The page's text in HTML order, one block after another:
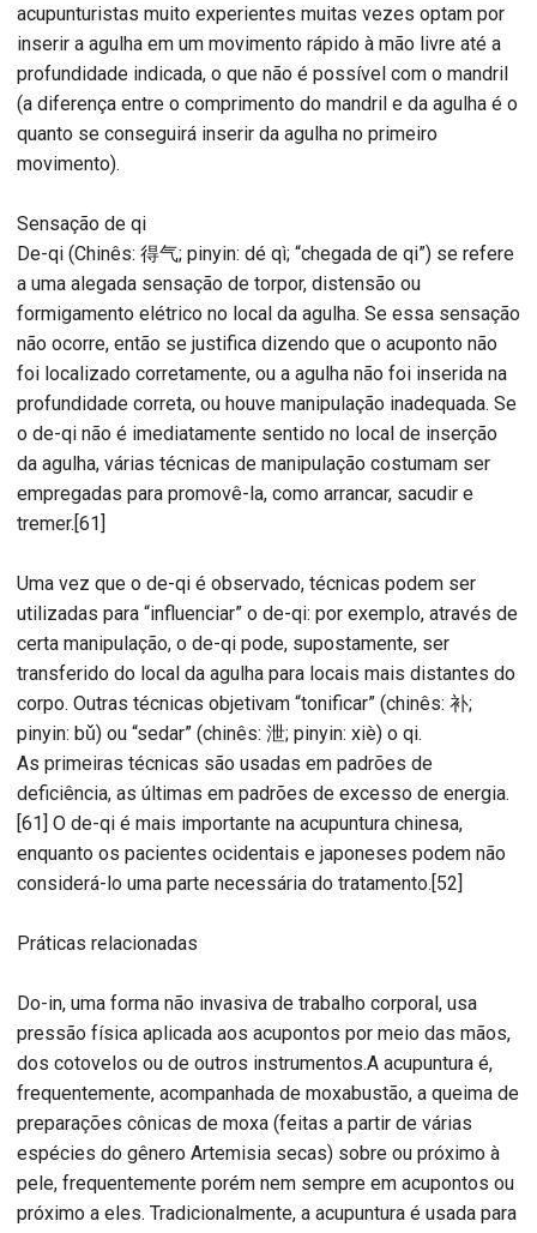
acupunturistas muito experientes muitas vezes optam por
inserir a agulha em um movimento rápido à mão livre até a
profundidade indicada, o que não é possível com o mandril
(a diferença entre o comprimento do mandril e da agulha é o
quanto se conseguirá inserir da agulha no primeiro
movimento).
Sensação de qi
De-qi (Chinês: 得气; pinyin: dé qì; “chegada de qi”) se refere
a uma alegada sensação de torpor, distensão ou
formigamento elétrico no local da agulha. Se essa sensação
não ocorre, então se justifica dizendo que o acuponto não
foi localizado corretamente, ou a agulha não foi inserida na
profundidade correta, ou houve manipulação inadequada. Se
o de-qi não é imediatamente sentido no local de inserção
da agulha, várias técnicas de manipulação costumam ser
empregadas para promovê-la, como arrancar, sacudir e
tremer.[61]
Uma vez que o de-qi é observado, técnicas podem ser
utilizadas para “influenciar” o de-qi: por exemplo, através de
certa manipulação, o de-qi pode, supostamente, ser
transferido do local da agulha para locais mais distantes do
corpo. Outras técnicas objetivam “tonificar” (chinês: 补;
pinyin: bǔ) ou “sedar” (chinês: 泄; pinyin: xiè) o qi.
As primeiras técnicas são usadas em padrões de
deficiência, as últimas em padrões de excesso de energia.
[61] O de-qi é mais importante na acupuntura chinesa,
enquanto os pacientes ocidentais e japoneses podem não
considerá-lo uma parte necessária do tratamento.[52]
Práticas relacionadas
Do-in, uma forma não invasiva de trabalho corporal, usa
pressão física aplicada aos acupontos por meio das mãos,
dos cotovelos ou de outros instrumentos.A acupuntura é,
frequentemente, acompanhada de moxabustão, a queima de
preparações cônicas de moxa (feitas a partir de várias
espécies do gênero Artemisia secas) sobre ou próximo à
pele, frequentemente porém nem sempre em acupontos ou
próximo a eles. Tradicionalmente, a acupuntura é usada para